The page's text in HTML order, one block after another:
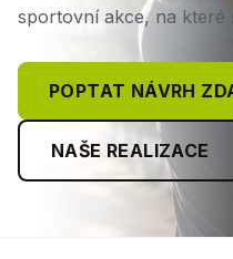
sportovní akce, na které
POPTAT NÁVRH
NAŠE REALIZACE